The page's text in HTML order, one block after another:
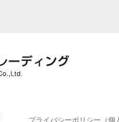
プライバシーポリシー（個